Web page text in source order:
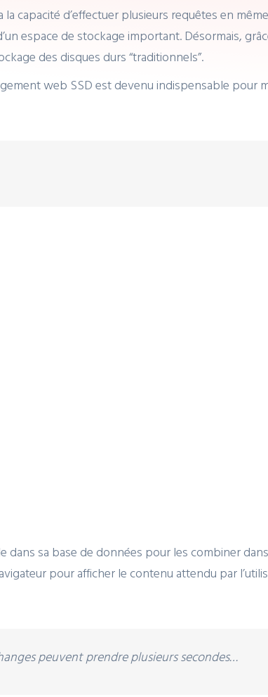
capacité d’effectuer plusieurs requêtes en
espace de stockage important. Désormais,
des disques durs “traditionnels”.
web SSD est devenu indispensable pour
dans sa base de données pour les combiner
pour afficher le contenu attendu par
peuvent prendre plusieurs secondes…